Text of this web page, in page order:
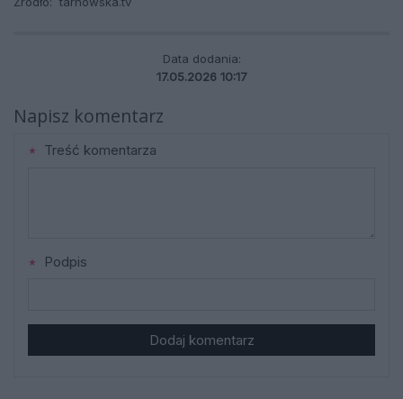
Data dodania:
17.05.2026 10:17
Napisz komentarz
Treść komentarza
Podpis
Dodaj komentarz